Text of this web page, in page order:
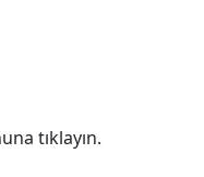
tıklayın.